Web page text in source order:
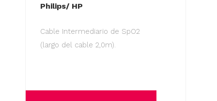
Philips/ HP
Cable Intermediario de SpO2
(largo del cable 2,0m).